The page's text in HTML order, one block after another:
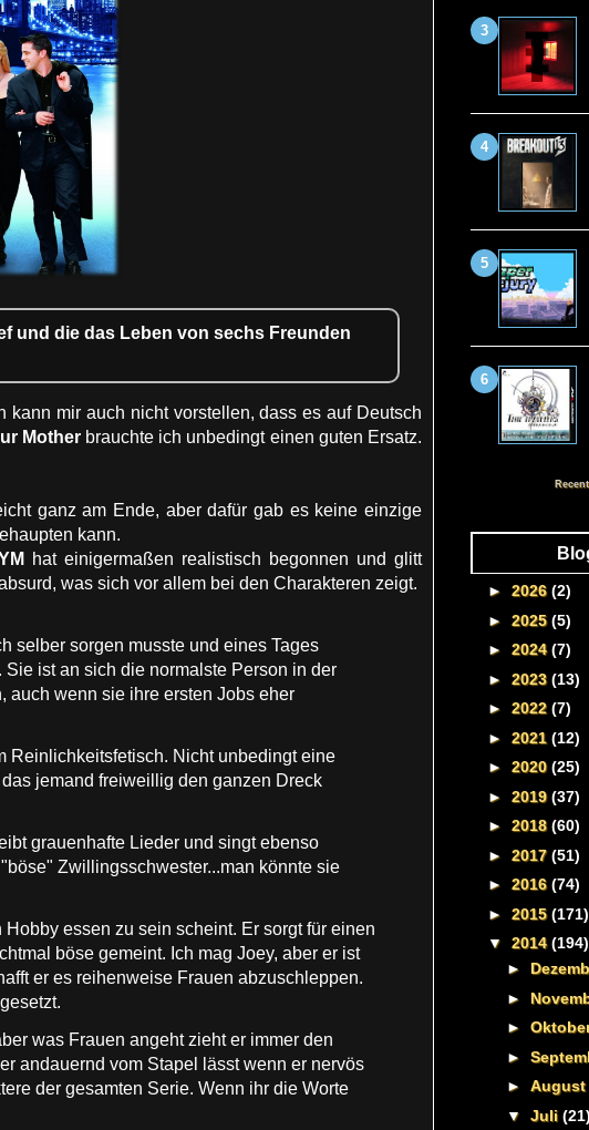
und die das Leben von sechs Freunden
mir auch nicht vorstellen, dass es auf Deutsch
Mother brauchte ich unbedingt einen guten Ersatz.
ganz am Ende, aber dafür gab es keine einzige
kann.
hat einigermaßen realistisch begonnen und glitt
was sich vor allem bei den Charakteren zeigt.
selber sorgen musste und eines Tages
ist an sich die normalste Person in der
auch wenn sie ihre ersten Jobs eher
Reinlichkeitsfetisch. Nicht unbedingt eine
jemand freiweillig den ganzen Dreck
grauenhafte Lieder und singt ebenso
Zwillingsschwester...man könnte sie
essen zu sein scheint. Er sorgt für einen
böse gemeint. Ich mag Joey, aber er ist
er es reihenweise Frauen abzuschleppen.
was Frauen angeht zieht er immer den
andauernd vom Stapel lässt wenn er nervös
der gesamten Serie. Wenn ihr die Worte
► 2026(2)
► 2025(5)
► 2024(7)
► 2023(13)
► 2022 (7)
► 2021 (12)
► 2020(25)
► 2019(37)
► 2018(60)
► 2017(51)
► 2016(74)
► 2015(171)
▼ 2014(194)
►
►
►
►
► August
▼ Juli